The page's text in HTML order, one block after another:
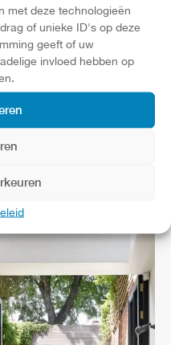
met deze technologieën
of unieke ID's op deze
geeft of uw
invloed hebben op
regenwater er
schoon en ontstaat